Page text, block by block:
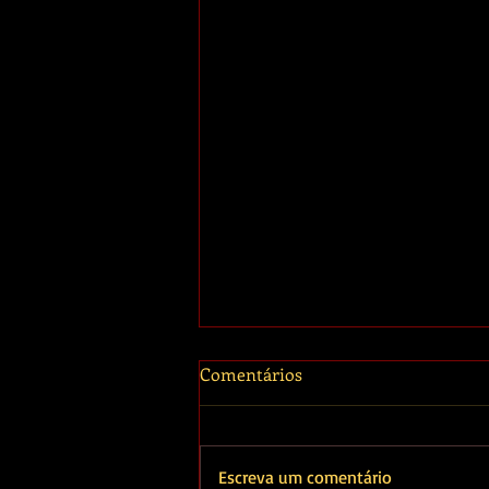
Comentários
Escreva um comentário